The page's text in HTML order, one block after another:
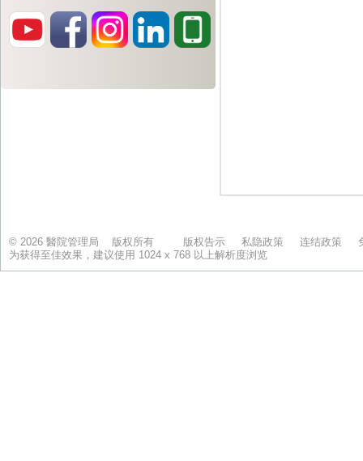
© 2026 醫院管理局 版权所有 版权告示 私隐政策 连结政策
为获得至佳效果，建议使用 1024 x 768 以上解析度浏览